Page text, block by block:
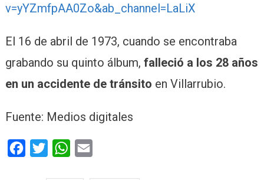
v=yYZmfpAA0Zo&ab_channel=LaLiX
El 16 de abril de 1973, cuando se encontraba
grabando su quinto álbum, falleció a los 28 años
en un accidente de tránsito en Villarrubio.
Fuente: Medios digitales
Facebook
Twitter WhatsApp